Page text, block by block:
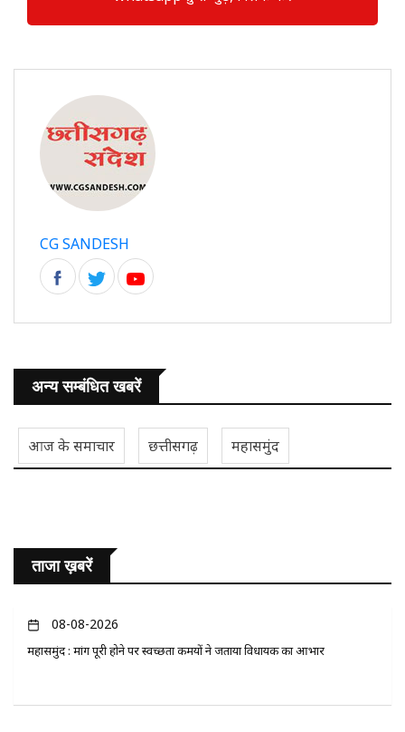
CG SANDESH
अन्य सम्बंधित खबरें
आज के समाचार छत्तीसगढ़ महासमुंद
ताजा ख़बरें
08-08-2026
महासमुंद : मांग पूरी होने पर स्वच्छता कर्मियों ने जताया विधायक का आभार